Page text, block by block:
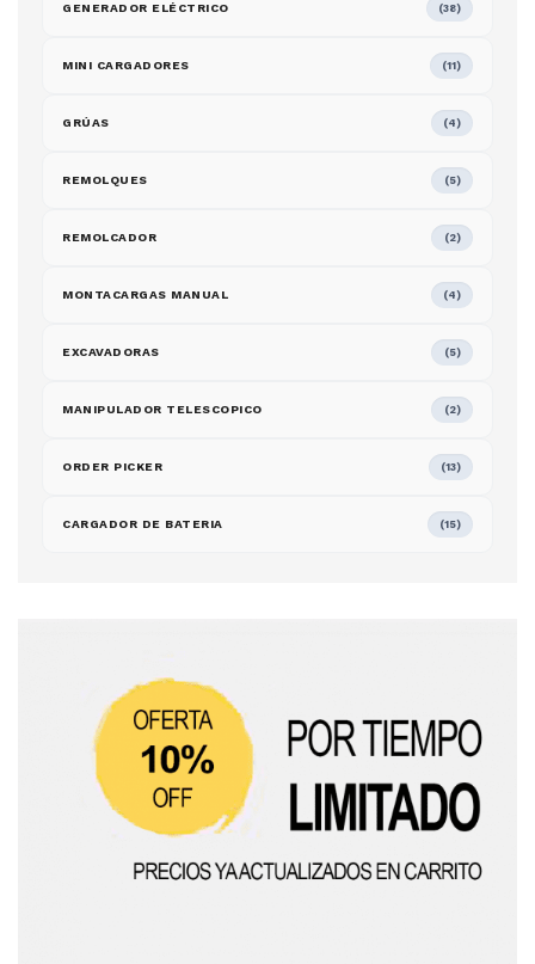
GENERADOR ELÉCTRICO (38)
MINI CARGADORES (11)
GRÚAS (4)
REMOLQUES (5)
REMOLCADOR (2)
MONTACARGAS MANUAL (4)
EXCAVADORAS (5)
MANIPULADOR TELESCOPICO (2)
ORDER PICKER (13)
CARGADOR DE BATERIA (15)